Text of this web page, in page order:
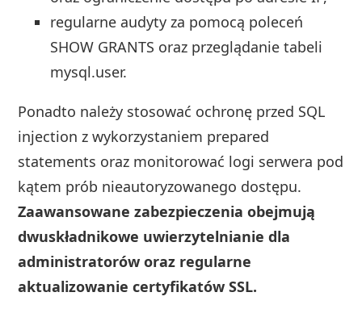
regularne audyty za pomocą poleceń
SHOW GRANTS oraz przeglądanie tabeli
mysql.user.
Ponadto należy stosować ochronę przed SQL
injection z wykorzystaniem prepared
statements oraz monitorować logi serwera pod
kątem prób nieautoryzowanego dostępu.
Zaawansowane zabezpieczenia obejmują
dwuskładnikowe uwierzytelnianie dla
administratorów oraz regularne
aktualizowanie certyfikatów SSL.